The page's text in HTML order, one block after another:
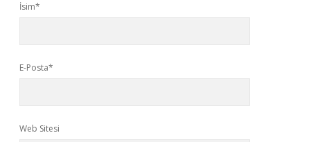
İsim*
E-Posta*
Web Sitesi